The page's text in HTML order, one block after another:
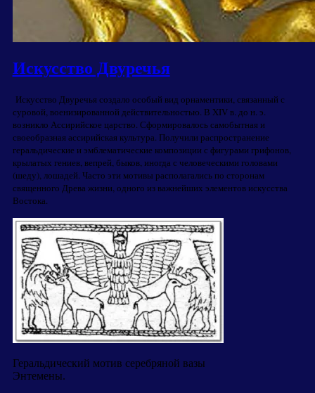
Искусство Двуречья
Искусство Двуречья создало особый вид орнаментики, связанный с
суровой, военизированной действительностью. В XIV в. до н. э.
возникло Ассирийское царство. Сформировалось самобытная и
своеобразная ассирийская культура. Получили распространение
геральдические и эмблематические композиции с фигурами грифонов,
крылатых гениев, вепрей, быков, иногда с человеческими головами
(шеду), лошадей. Часто эти мотивы располагались по сторонам
священного Древа жизни, одного из важнейших элементов искусства
Востока.
Геральдический мотив серебряной вазы
Энтемены.